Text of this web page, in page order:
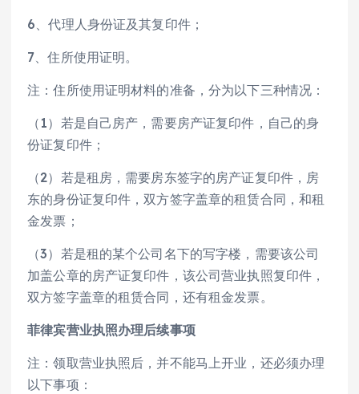
6、代理人身份证及其复印件；
7、住所使用证明。
注：住所使用证明材料的准备，分为以下三种情况：
（1）若是自己房产，需要房产证复印件，自己的身
份证复印件；
（2）若是租房，需要房东签字的房产证复印件，房
东的身份证复印件，双方签字盖章的租赁合同，和租
金发票；
（3）若是租的某个公司名下的写字楼，需要该公司
加盖公章的房产证复印件，该公司营业执照复印件，
双方签字盖章的租赁合同，还有租金发票。
菲律宾营业执照办理后续事项
注：领取营业执照后，并不能马上开业，还必须办理
以下事项：